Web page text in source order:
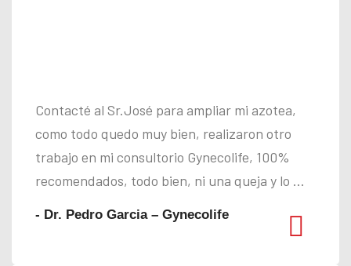
Contacté al Sr.José para ampliar mi azotea,
como todo quedo muy bien, realizaron otro
trabajo en mi consultorio Gynecolife, 100%
recomendados, todo bien, ni una queja y lo ...
- Dr. Pedro Garcia – Gynecolife